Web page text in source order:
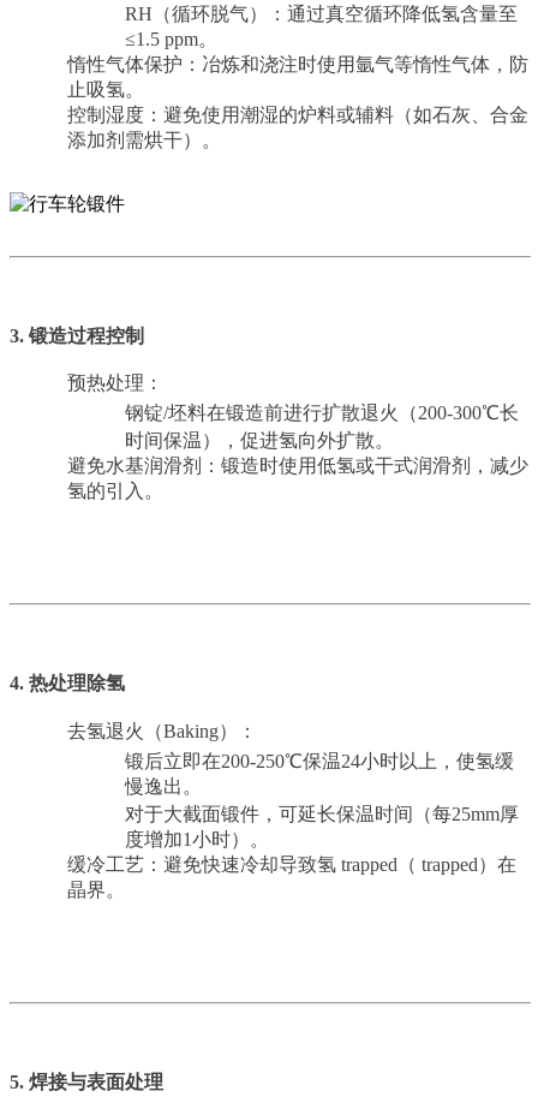
RH（循环脱气）：通过真空循环降低氢含量至
≤1.5 ppm。
惰性气体保护：冶炼和浇注时使用氩气等惰性气体，防
止吸氢。
控制湿度：避免使用潮湿的炉料或辅料（如石灰、合金
添加剂需烘干）。
3. 锻造过程控制
预热处理：
钢锭/坯料在锻造前进行扩散退火（200-300℃长
时间保温），促进氢向外扩散。
避免水基润滑剂：锻造时使用低氢或干式润滑剂，减少
氢的引入。
4. 热处理除氢
去氢退火（Baking）：
锻后立即在200-250℃保温24小时以上，使氢缓
慢逸出。
对于大截面锻件，可延长保温时间（每25mm厚
度增加1小时）。
缓冷工艺：避免快速冷却导致氢 trapped（ trapped）在
晶界。
5. 焊接与表面处理